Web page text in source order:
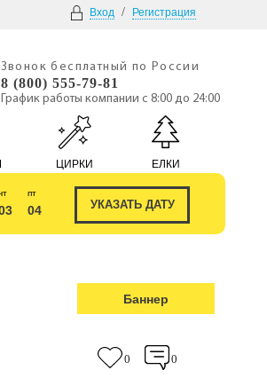
Вход / Регистрация
Звонок бесплатный по России
8 (800) 555-79-81
График работы компании с 8:00 до 24:00
ЦИРКИ ЕЛКИ
пт
04
Баннер
0 0